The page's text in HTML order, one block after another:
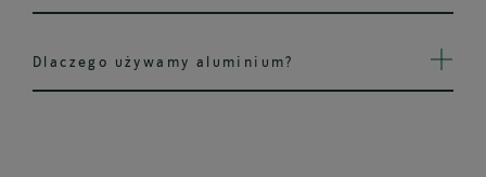
Dlaczego używamy aluminium?